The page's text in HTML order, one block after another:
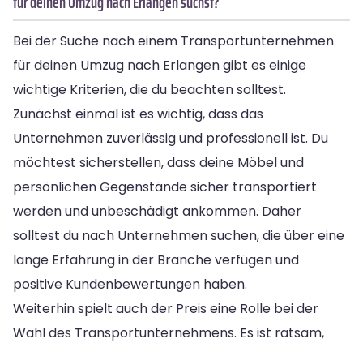
Bei der Suche nach einem Transportunternehmen
für deinen Umzug nach Erlangen gibt es einige
wichtige Kriterien, die du beachten solltest.
Zunächst einmal ist es wichtig, dass das
Unternehmen zuverlässig und professionell ist. Du
möchtest sicherstellen, dass deine Möbel und
persönlichen Gegenstände sicher transportiert
werden und unbeschädigt ankommen. Daher
solltest du nach Unternehmen suchen, die über eine
lange Erfahrung in der Branche verfügen und
positive Kundenbewertungen haben.
Weiterhin spielt auch der Preis eine Rolle bei der
Wahl des Transportunternehmens. Es ist ratsam,